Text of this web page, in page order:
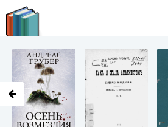
LITMIR.ORG